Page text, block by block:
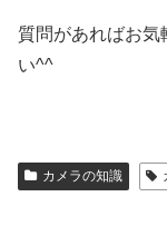
質問があればお気
い^^
カメラの知識